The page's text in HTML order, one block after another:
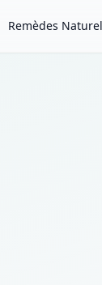
Remèdes